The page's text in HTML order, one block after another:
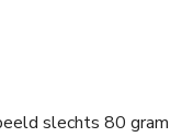
slechts 80 gram